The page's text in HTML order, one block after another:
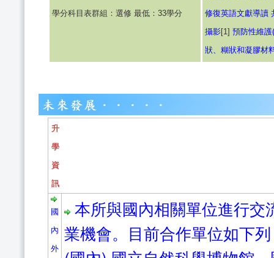
學分科目表群組：選修 最低：33學分
修復英語文獻導讀
攝影[1] 預防性維護
狀、糊狀和凝膠材
升
學
資
訊
國
內
外
本所與國內相關單位進行
業機會。目前合作單位如下